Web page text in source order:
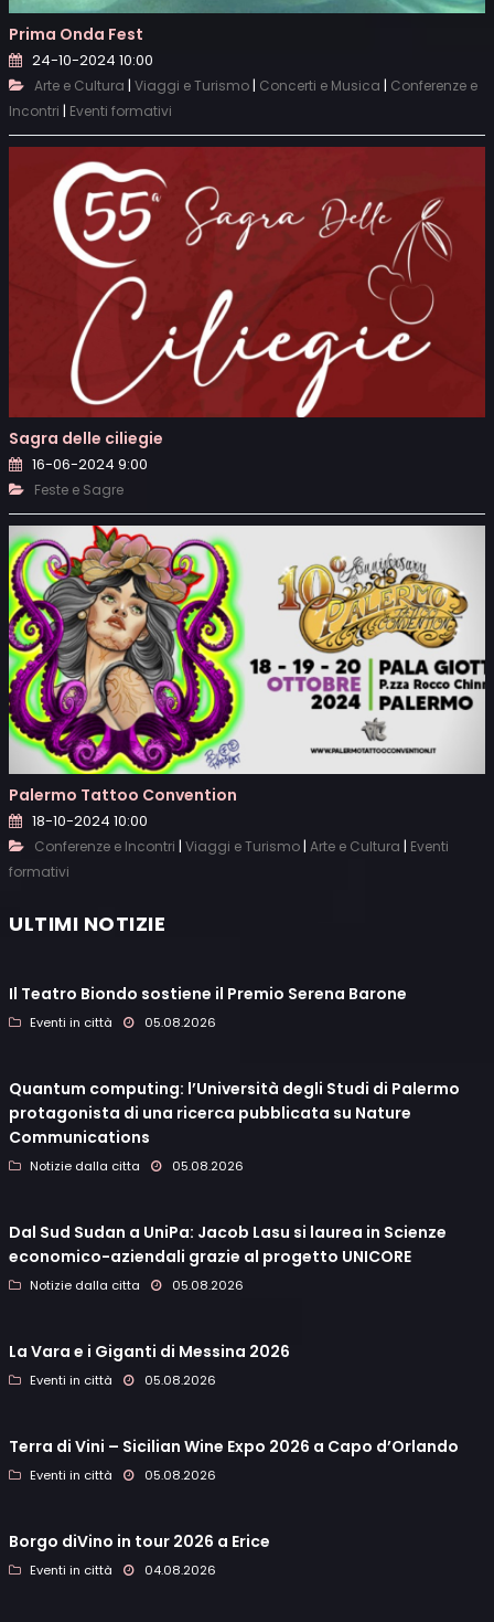
Prima Onda Fest
24-10-2024 10:00
Arte e Cultura | Viaggi e Turismo | Concerti e Musica | Conferenze e
Incontri | Eventi formativi
Sagra delle ciliegie
16-06-2024 9:00
Feste e Sagre
Palermo Tattoo Convention
18-10-2024 10:00
Conferenze e Incontri | Viaggi e Turismo| Arte e Cultura | Eventi
formativi
ULTIMI NOTIZIE
Il Teatro Biondo sostiene il Premio Serena Barone
Eventi in città 05.08.2026
Quantum computing: l’Università degli Studi di Palermo
protagonista di una ricerca pubblicata su Nature
Communications
Notizie dalla citta 05.08.2026
Dal Sud Sudan a UniPa: Jacob Lasu si laurea in Scienze
economico-aziendali grazie al progetto UNICORE
Notizie dalla citta 05.08.2026
La Vara e i Giganti di Messina 2026
Eventi in città 05.08.2026
Terra di Vini – Sicilian Wine Expo 2026 a Capo d’Orlando
Eventi in città 05.08.2026
Borgo diVino in tour 2026 a Erice
Eventi in città 04.08.2026